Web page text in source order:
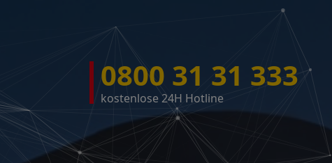
0800 31 31 333
kostenlose 24H Hotline